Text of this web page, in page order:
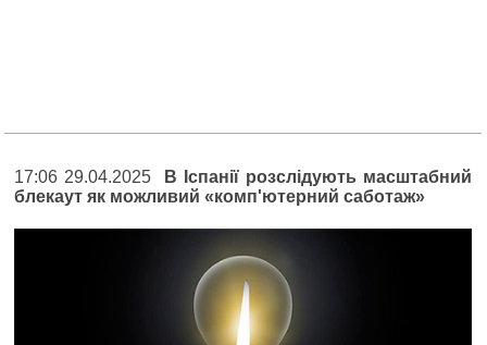
17:06 29.04.2025
В Іспанії розслідують масштабний
блекаут як можливий «комп'ютерний саботаж»